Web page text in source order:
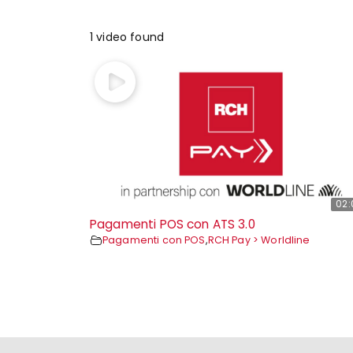
1 video found
Pagamenti POS con ATS 3.0
Pagamenti con POS,RCH Pay > Worldline